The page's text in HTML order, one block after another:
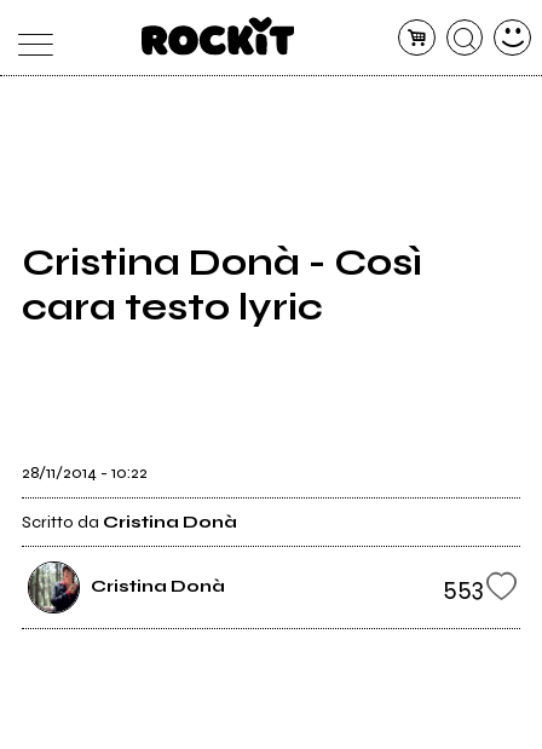
SHOP
RADIO
Cristina Donà - Così
cara testo lyric
28/11/2014 - 10:22
Scritto da Cristina Donà
Cristina Donà 553